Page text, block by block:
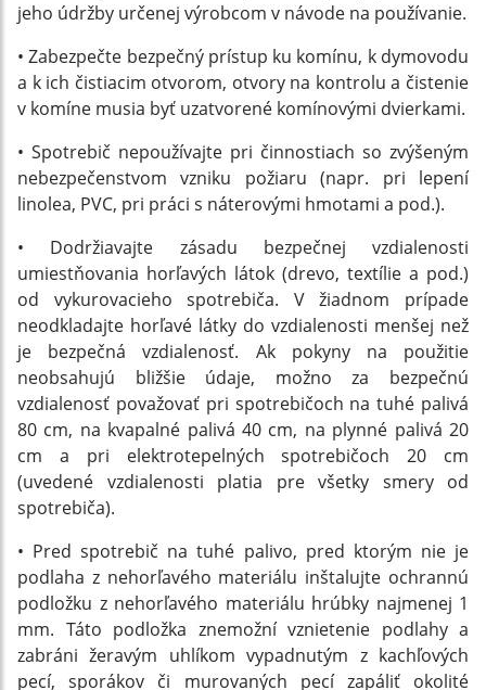
jeho údržby určenej výrobcom v návode na používanie.
• Zabezpečte bezpečný prístup ku komínu, k dymovodu
a k ich čistiacim otvorom, otvory na kontrolu a čistenie
v komíne musia byť uzatvorené komínovými dvierkami.
• Spotrebič nepoužívajte pri činnostiach so zvýšeným
nebezpečenstvom vzniku požiaru (napr. pri lepení
linolea, PVC, pri práci s náterovými hmotami a pod.).
• Dodržiavajte zásadu bezpečnej vzdialenosti
umiestňovania horľavých látok (drevo, textílie a pod.)
od vykurovacieho spotrebiča. V žiadnom prípade
neodkladajte horľavé látky do vzdialenosti menšej než
je bezpečná vzdialenosť. Ak pokyny na použitie
neobsahujú bližšie údaje, možno za bezpečnú
vzdialenosť považovať pri spotrebičoch na tuhé palivá
80 cm, na kvapalné palivá 40 cm, na plynné palivá 20
cm a pri elektrotepelných spotrebičoch 20 cm
(uvedené vzdialenosti platia pre všetky smery od
spotrebiča).
• Pred spotrebič na tuhé palivo, pred ktorým nie je
podlaha z nehorľavého materiálu inštalujte ochrannú
podložku z nehorľavého materiálu hrúbky najmenej 1
mm. Táto podložka znemožní vznietenie podlahy a
zabráni žeravým uhlíkom vypadnutým z kachľových
pecí, sporákov či murovaných pecí zapáliť okolité